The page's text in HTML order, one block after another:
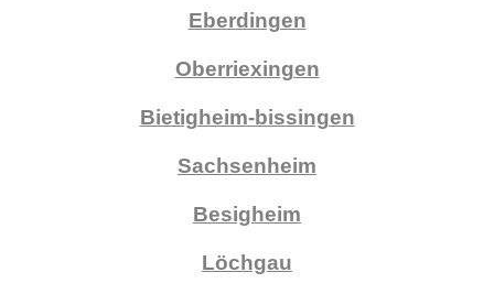
Eberdingen
Oberriexingen
Bietigheim-bissingen
Sachsenheim
Besigheim
Löchgau